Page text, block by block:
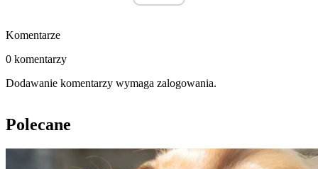
Komentarze
0 komentarzy
Dodawanie komentarzy wymaga zalogowania.
Polecane